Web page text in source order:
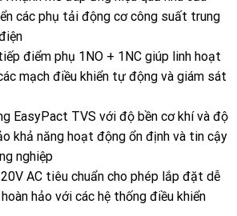
các phụ tải động cơ công suất trung
điểm phụ 1NO + 1NC giúp linh hoạt
mạch điều khiển tự động và giám sát
EasyPact TVS với độ bền cơ khí và độ
khả năng hoạt động ổn định và tin cậy
nghiệp
AC tiêu chuẩn cho phép lắp đặt dễ
hảo với các hệ thống điều khiển